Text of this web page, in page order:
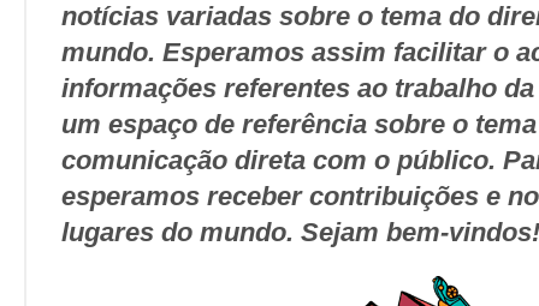
notícias variadas sobre o tema do
mundo. Esperamos assim facilitar o
informações referentes ao trabalho
um espaço de referência sobre o
comunicação direta com o público.
esperamos receber contribuições e
lugares do mundo. Sejam bem-vindos!